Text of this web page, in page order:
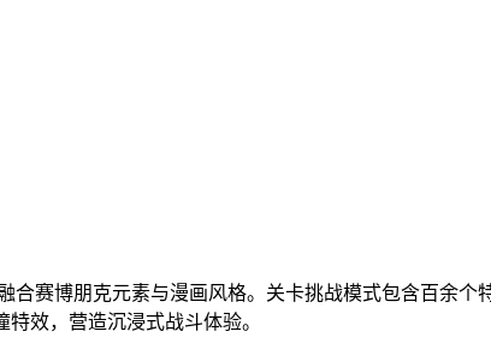
赛博朋克元素与漫画风格。关卡挑战模式包含百余个
效，营造沉浸式战斗体验。